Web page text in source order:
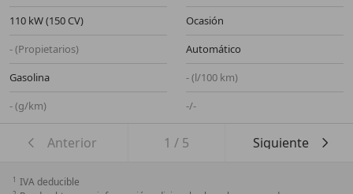
110 kW (150 CV)
Ocasión
- (Propietarios)
Automático
Gasolina
- (l/100 km)
- (g/km)
-/-
Anterior 1 / 5 Siguiente
1 IVA deducible